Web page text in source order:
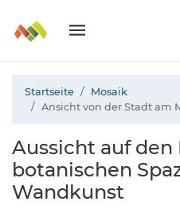
Startseite
Mosaik
Ansicht von der Stadt am
Aussicht auf den
botanischen
Wandkunst